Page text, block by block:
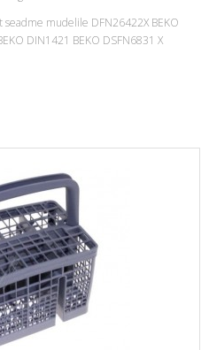
mudelile DFN26422X BEKO
DIN1421 BEKO DSFN6831 X